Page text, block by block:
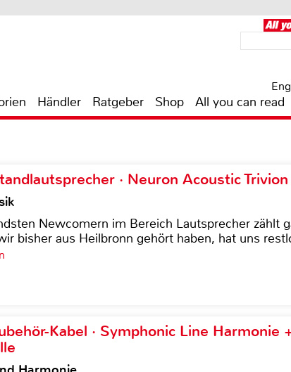
Händler Ratgeber Shop All you can read
· Neuron Acoustic Trivion
Newcomern im Bereich Lautsprecher zählt
bisher aus Heilbronn gehört haben, hat uns
Kabel · Symphonic Line Harmonie